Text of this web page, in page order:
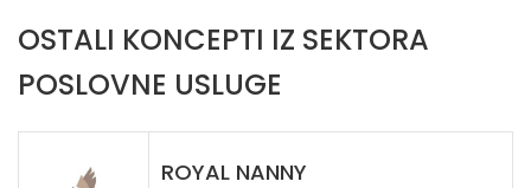
OSTALI KONCEPTI IZ SEKTORA
POSLOVNE USLUGE
ROYAL NANNY